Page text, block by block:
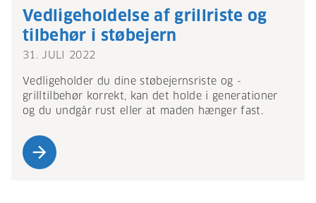
Vedligeholdelse af grillriste og
tilbehør i støbejern
31. JULI 2022
Vedligeholder du dine støbejernsriste og -
grilltilbehør korrekt, kan det holde i generationer
og du undgår rust eller at maden hænger fast.
arrow_forward